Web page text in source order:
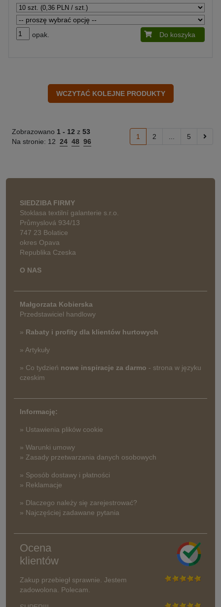
opak. Do koszyka
Zobrazowano 1 - 12 z 53
Na stronie: 12 24 48 96
1 2 5
SIEDZIBA FIRMY
Stoklasa textilní galanterie s.r.o.
Průmyslová 934/13
747 23 Bolatice
okres Opava
Republika Czeska
O NAS
Małgorzata Kobierska
Przedstawiciel handlowy
» Rabaty i profity dla klientów hurtowych
» Artykuły
» Co tydzień nowe inspiracje za darmo - strona w języku
czeskim
Informację:
» Ustawienia plików cookie
» Warunki umowy
» Zasady przetwarzania danych osobowych
» Sposób dostawy i płatności
» Reklamacje
» Dlaczego należy się zarejestrować?
» Najczęściej zadawane pytania
Ocena
klientów
Zakup przebiegł sprawnie. Jestem
zadowolona. Polecam.